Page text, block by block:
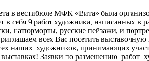
в вестибюле МФК «Вита» была
в себя 9 работ художника, написанных в
натюрморты, русские пейзажи, и
всех Вас посетить
наших художников, принимающих
выставках! Заявки по размещению работ